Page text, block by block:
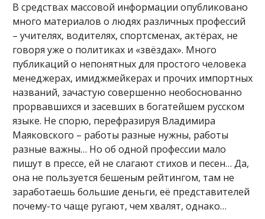
В средствах массовой информации опубликовано
много материалов о людях различных профессий
– учителях, водителях, спортсменах, актёрах, не
говоря уже о политиках и «звёздах». Много
публикаций о непонятных для простого человека
менеджерах, имиджмейкерах и прочих импортных
названий, зачастую совершенно необоснованно
прорвавшихся и засевших в богатейшем русском
языке. Не спорю, перефразируя Владимира
Маяковского – работы разные нужны, работы
разные важны… Но об одной профессии мало
пишут в прессе, ей не слагают стихов и песен… Да,
она не пользуется бешеным рейтингом, там не
заработаешь большие деньги, её представителей
почему-то чаще ругают, чем хвалят, однако…